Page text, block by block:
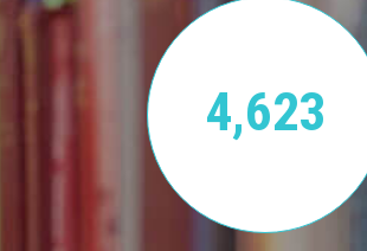
4,623